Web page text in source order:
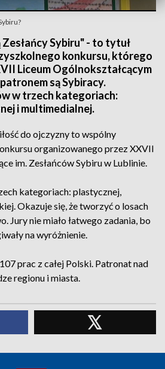
Sybiru" - to tytuł
konkursu, którego
Liceum Ogólnokształcącym
są Sybiracy.
w trzech kategoriach:
i multimedialnej.
do ojczyzny to wspólny
organizowanego przez XXVII
im. Zesłańców Sybiru w Lublinie.
kategoriach: plastycznej,
Okazuje się, że tworzyć o losach
Jury nie miało łatwego zadania, bo
na wyróżnienie.
prac z całej Polski. Patronat nad
regionu i miasta.